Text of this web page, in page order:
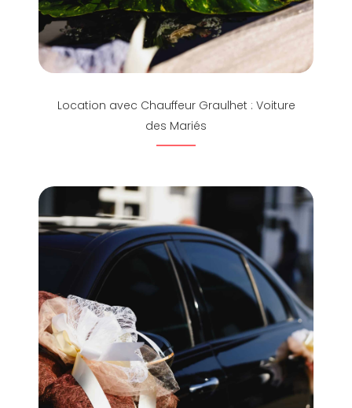
Location avec Chauffeur Graulhet : Voiture
des Mariés